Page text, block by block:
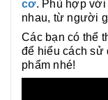
cơ. Phù hợp
nhau, từ người
Các bạn có thể
để hiểu cách sử
phẩm nhé!